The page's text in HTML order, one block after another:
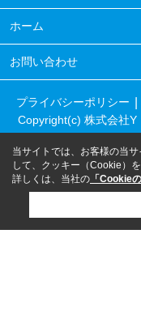
ホーム
お問い合わせ
プライバシーポリシー
Copyright(c) 株式会社
当サイトでは、お客様の当
して、クッキー（Cookie）を
詳しくは、当社の 「Cookie